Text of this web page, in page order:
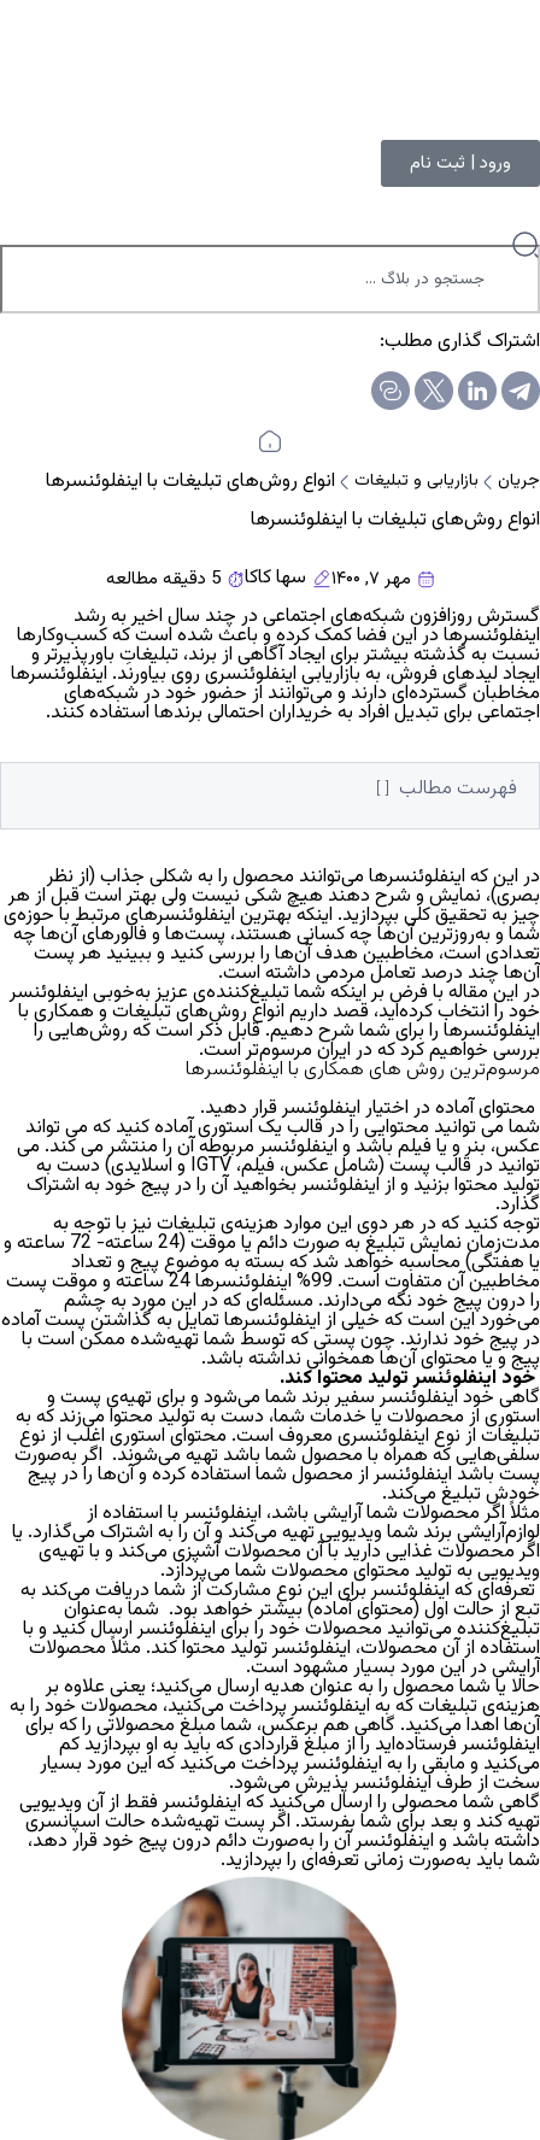
ورود | ثبت نام
اشتراک گذاری مطلب:
جریان بازاریابی و تبلیغات
انواع روش‌های تبلیغات با اینفلوئنسرها
انواع روش‌های تبلیغات با اینفلوئنسرها
مهر ۷, ۱۴۰۰ سها کاکا 5 دقیقه مطالعه
گسترش روزافزون شبکه‌های اجتماعی در چند سال اخیر به رشد
اینفلوئنسرها در این فضا کمک کرده و باعث شده است که کسب‌وکارها
نسبت به گذشته بیشتر برای ایجاد آگاهی از برند، تبلیغاتِ باورپذیرتر و
ایجاد لیدهای فروش، به بازاریابی اینفلوئنسری روی بیاورند.اینفلوئنسرها
مخاطبان گسترده‌ای دارند و می‌توانند از حضور خود در شبکه‌های
اجتماعی برای تبدیل افراد به خریداران احتمالی برندها استفاده کنند.
فهرست مطالب
در این‌ که اینفلوئنسرها می‌توانند محصول را به شکلی جذاب (از نظر
بصری)، نمایش و شرح دهند هیچ شکی نیست ولی بهتر است قبل از هر
چیز به تحقیق کلی بپردازید. اینکه بهترین اینفلوئنسرهای مرتبط با حوزه‌ی
شما و به‌روزترین آن‌ها چه کسانی هستند، پست‌ها و فالورهای آن‌ها چه
تعدادی است، مخاطبین هدف آن‌ها را بررسی کنید و ببینید هر پست
آن‌ها چند درصد تعامل مردمی داشته است.
در این مقاله با فرض بر اینکه شما تبلیغ‌کننده‌ی عزیز به‌خوبی اینفلوئنسر
خود را انتخاب کرده‌اید، قصد داریم انواع روش‌های تبلیغات و همکاری با
اینفلوئنسرها را برای شما شرح دهیم.قابل ذکر است که روش‌هایی را
بررسی خواهیم کرد که در ایران مرسوم‌تر است.
مرسوم‌ترین روش های همکاری با اینفلوئنسرها
محتوای آماده در اختیار اینفلوئنسر قرار دهید.
شما می توانید محتوایی را در قالب یک استوری آماده کنید که می تواند
عکس، بنر و یا فیلم باشد و اینفلوئنسر مربوطه آن را منتشر می کند. می
توانید در قالب پست (شامل عکس، فیلم، IGTV و اسلایدی) دست به
تولید محتوا بزنید و از اینفلوئنسر بخواهید آن را در پیج خود به اشتراک
گذارد.
توجه کنید که در هر دوی این موارد هزینه‌ی تبلیغات نیز با توجه به
مدت‌زمان نمایش تبلیغ به‌ صورت دائم یا موقت (24 ساعته- 72 ساعته و
یا هفتگی) محاسبه خواهد شد که بسته به موضوع پیج و تعداد
مخاطبین آن متفاوت است. 99% اینفلوئنسرها 24 ساعته و موقت پست
را درون پیج خود نگه می‌دارند. مسئله‌ای که در این مورد به چشم
می‌خورد این است که خیلی از اینفلوئنسرها تمایل به گذاشتن پست آماده
در پیج خود ندارند. چون پستی که توسط شما تهیه‌شده ممکن است با
پیج و یا محتوای آن‌ها همخوانی نداشته باشد.
خود اینفلوئنسر تولید محتوا کند.
گاهی خود اینفلوئنسر سفیر برند شما می‌شود و برای تهیه‌ی پست و
استوری از محصولات یا خدمات شما، دست به تولید محتوا می‌زند که به
تبلیغات از نوع اینفلوئنسری معروف است. محتوای استوری اغلب از نوع
سلفی‌هایی که همراه با محصول شما باشد تهیه می‌شوند. اگر به‌صورت
پست باشد اینفلوئنسر از محصول شما استفاده کرده و آن‌ها را در پیج
خودش تبلیغ می‌کند.
مثلاً اگر محصولات شما آرایشی باشد، اینفلوئنسر با استفاده از
لوازم‌آرایشی برند شما ویدیویی تهیه می‌کند و آن را به اشتراک می‌گذارد. یا
اگر محصولات غذایی دارید با آن محصولات آشپزی می‌کند و با تهیه‌ی
ویدیویی به تولید محتوای محصولات شما می‌پردازد.
تعرفه‌ای که اینفلوئنسر برای این نوع مشارکت از شما دریافت می‌کند به‌
تبع از حالت اول (محتوای آماده) بیشتر خواهد بود. شما به‌عنوان
تبلیغ‌کننده می‌توانید محصولات خود را برای اینفلوئنسر ارسال کنید و با
استفاده از آن محصولات، اینفلوئنسر تولید محتوا کند. مثلاً محصولات
آرایشی در این مورد بسیار مشهود است.
حالا یا شما محصول را به‌ عنوان هدیه ارسال می‌کنید؛ یعنی علاوه بر
هزینه‌ی تبلیغات که به اینفلوئنسر پرداخت می‌کنید، محصولات خود را به
آن‌ها اهدا می‌کنید. گاهی هم برعکس، شما مبلغ محصولاتی را که برای
اینفلوئنسر فرستاده‌اید را از مبلغ قراردادی که باید به او بپردازید کم
می‌کنید و مابقی را به اینفلوئنسر پرداخت می‌کنید که این مورد بسیار
سخت‌ از طرف اینفلوئنسر پذیرش می‌شود.
گاهی شما محصولی را ارسال می‌کنید که اینفلوئنسر فقط از آن ویدیویی
تهیه کند و بعد برای شما بفرستد. اگر پست تهیه‌شده حالت اسپانسری
داشته باشد و اینفلوئنسر آن را به‌صورت دائم درون پیج خود قرار دهد،
شما باید به‌صورت زمانی تعرفه‌ای را بپردازید.